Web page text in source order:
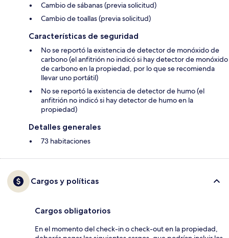
Cambio de sábanas (previa solicitud)
Cambio de toallas (previa solicitud)
Características de seguridad
No se reportó la existencia de detector de monóxido de
carbono (el anfitrión no indicó si hay detector de monóxido
de carbono en la propiedad, por lo que se recomienda
llevar uno portátil)
No se reportó la existencia de detector de humo (el
anfitrión no indicó si hay detector de humo en la
propiedad)
Detalles generales
73 habitaciones
Cargos y políticas
Cargos obligatorios
En el momento del check-in o check-out en la propiedad,